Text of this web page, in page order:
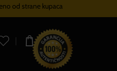
od strane kupaca
0,00 €